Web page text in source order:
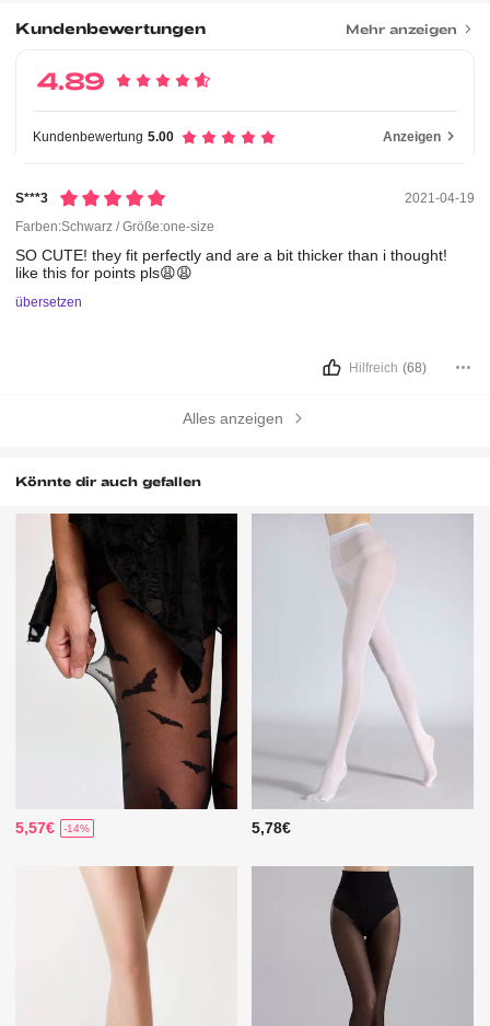
Kundenbewertungen Mehr anzeigen
4.89
Kundenbewertung 5.00 Anzeigen
S***3
2021-04-19
Farben:Schwarz / Größe:one-size
SOCUTE!theyfit perfectlyandarea bitthickerthan ithought!
likethisfor points pls😩😩
übersetzen
Hilfreich (68)
Alles anzeigen
Könnte dir auch gefallen
5,57€ -14% 5,78€